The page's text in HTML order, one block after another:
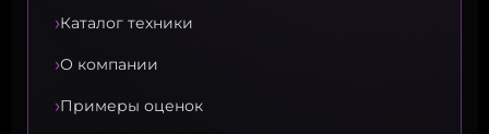
›Каталог техники
›О компании
›Примеры оценок